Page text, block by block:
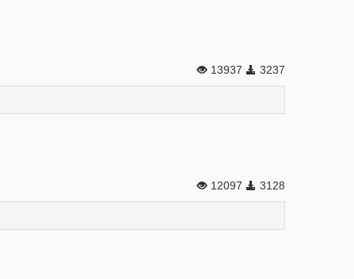
13937 3237
12097 3128